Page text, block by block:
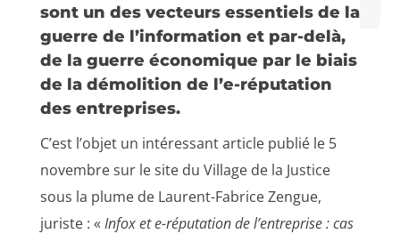
sont un des vecteurs essentiels de la
guerre de l’information et par-delà,
de la guerre économique par le biais
de la démolition de l’e-réputation
des entreprises.
C’est l’objet un intéressant article publié le 5
novembre sur le site du Village de la Justice
sous la plume de Laurent-Fabrice Zengue,
juriste : « Infox et e-réputation de l’entreprise : cas